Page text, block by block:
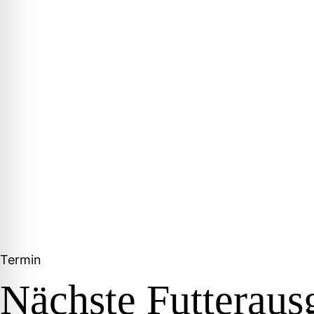
Termin
Nächste